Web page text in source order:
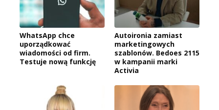
WhatsApp chce
uporządkować
wiadomości od firm.
Testuje nową funkcję
Autoironia zamiast
marketingowych
szablonów. Bedoes 2115
w kampanii marki
Activia